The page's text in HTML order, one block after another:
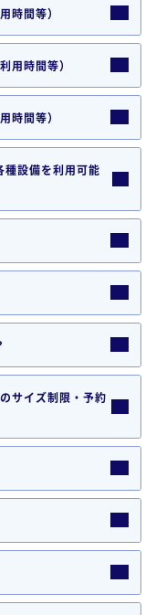
時間等）
用時間等）
時間等）
設備を利用可能
サイズ制限・予約